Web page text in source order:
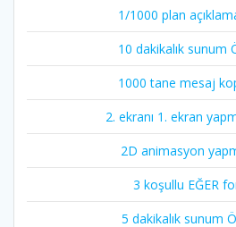
1/1000 plan
10 dakikalık sunum
1000 tane mesaj
2. ekranı 1. ekran
2D animasyon
3 koşullu EĞER
5 dakikalık sunum